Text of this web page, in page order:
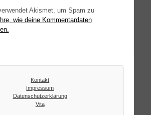
Akismet, um Spam zu
wie deine Kommentardaten
Kontakt
Impressum
Datenschutzerklärung
Vita